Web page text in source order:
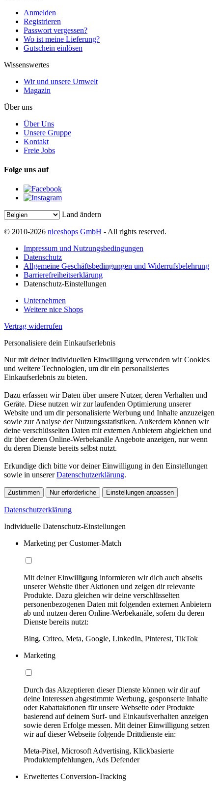
Anmelden
Registrieren
Passwort vergessen?
Wo ist meine Lieferung?
Gutschein einlösen
Wissenswertes
Wir und unsere Umwelt
Magazin
Über uns
Über Uns
Unsere Gruppe
Kontakt
Freie Jobs
Folge uns auf
Land ändern
© 2010-2026 niceshops GmbH - All rights reserved.
Impressum und Nutzungsbedingungen
Datenschutz
Allgemeine Geschäftsbedingungen und Widerrufsbelehrung
Barrierefreiheitserklärung
Datenschutz-Einstellungen
Unternehmen
Weitere nice Shops
Vertrag widerrufen
Personalisiere dein Einkaufserlebnis
Nur mit deiner individuellen Einwilligung verwenden wir Cookies
und weitere Technologien, um dir ein personalisiertes
Einkaufserlebnis zu bieten.
Dazu erfassen wir Daten über unsere Nutzer, deren Verhalten und
Geräte. Diese nutzen wir zur laufenden Optimierung unserer
Website und um dir personalisierte Werbung und Inhalte anzuzeigen
sowie zur Analyse der Nutzungsstatistiken. Außerdem können wir
deine verschlüsselten Daten mit externen Anbietern abgleichen und
dir über deren Online-Werbekanäle Angebote anzeigen, nur wenn
du deren Dienste bereits selbst nutzt.
Erkundige dich bitte vor deiner Einwilligung in den Einstellungen
sowie in unsererDatenschutzerklärung.
Zustimmen Nur erforderliche Einstellungen anpassen
Datenschutzerklärung
Individuelle Datenschutz-Einstellungen
Marketing per Customer-Match
Mit deiner Einwilligung informieren wir dich auch abseits
unserer Website über Aktionen und zeigen dir relevante
Produkte. Dazu gleichen wir deine verschlüsselten
personenbezogenen Daten mit folgenden externen Anbietern
ab und nutzen deren Online-Werbekanäle, sofern du deren
Dienste bereits nutzt:
Bing, Criteo, Meta, Google, LinkedIn, Pinterest, TikTok
Marketing
Durch das Akzeptieren dieser Dienste können wir dir auf
deine Interessen abgestimmte Werbung, gesponserte Inhalte
oder Rabattaktionen für unsere Webseite oder Produkte
basierend auf deinem Surf- und Einkaufsverhalten anzeigen
sowie deren Erfolge messen. Mit deiner Einwilligung setzen
wir auf dieser Webseite folgende Drittdienste ein:
Meta-Pixel, Microsoft Advertising, Klickbasierte
Produktempfehlungen, Ads Defender
Erweitertes Conversion-Tracking